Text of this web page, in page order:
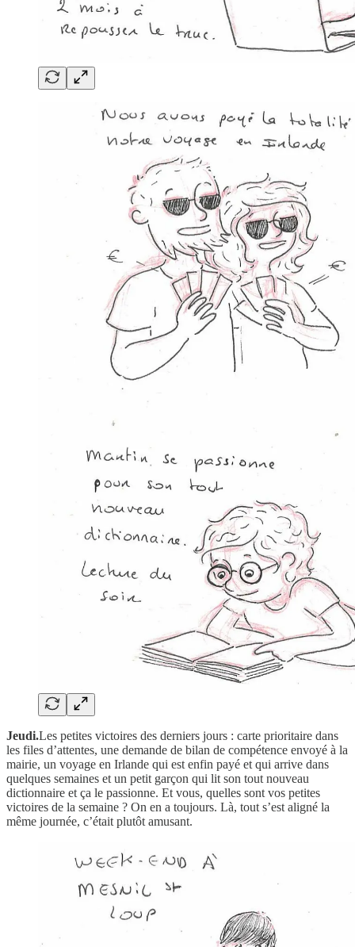
Jeudi.Les petites victoires des derniers jours : carte prioritaire dans
les files d’attentes, une demande de bilan de compétence envoyé à la
mairie, un voyage en Irlande qui est enfin payé et qui arrive dans
quelques semaines et un petit garçon qui lit son tout nouveau
dictionnaire et ça le passionne. Et vous, quelles sont vos petites
victoires de la semaine ? On en a toujours. Là, tout s’est aligné la
même journée, c’était plutôt amusant.